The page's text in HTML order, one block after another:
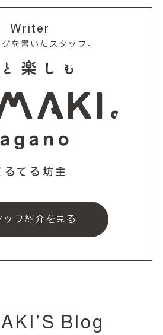
Writer
を書いたスタッフ。
るてる坊主
ッフ紹介を見る
Blog